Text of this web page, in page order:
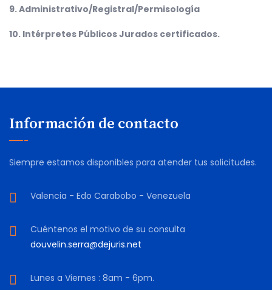
9. Administrativo/Registral/Permisología
10. Intérpretes Públicos Jurados certificados.
Información de contacto
Siempre estamos disponibles para atender tus solicitudes.
Valencia - Edo Carabobo - Venezuela
Cuéntenos el motivo de su consulta
douvelin.serra@dejuris.net
Lunes a Viernes : 8am - 6pm.